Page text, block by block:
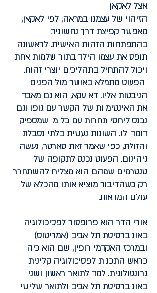
אצל לאקאן
הזיהוי של עצמנו במראה, לפי לאקאן,
מאפשר קפיצת דרך נחשונית
בהתפתחות הזהות האישית. לראשונה
תופס את עצמו הילד בתור שלמות אחת
ויכול להתחיל בתהליכים יוצרי זהות.
הפעוט מתמלא באושר מול הפנים
הניבטות אליו. דא עקא, הוא גם מאבד
את האינטימיות של הקשר עם גופו וגם
נכנס ליחסי תחרות עם כל מי שמספיק
דומה לו. השונות נעשית בלתי נסבלת
והזולת, כפי שאמר זאת סארטר, נעשה
גיהינום. הפעוט נכנס לתקופה של
טנטרמים שמהם הוא מצליח להשתחרר
רק כשהדיבור מוציא אותו מהכלא של
עולם המראות.
אורי הדר הוא פרופסור לפסיכולוגיה
באוניברסיטת תל אביב (אמריטוס)
ובמרכז האקדמי רופין, שם הוא כיהן
כראש התכנית לפסיכולוגיה קלינית
גרונטולוגית. למד לתואר ראשון ושני
באוניברסיטת תל אביב ולתואר שלישי